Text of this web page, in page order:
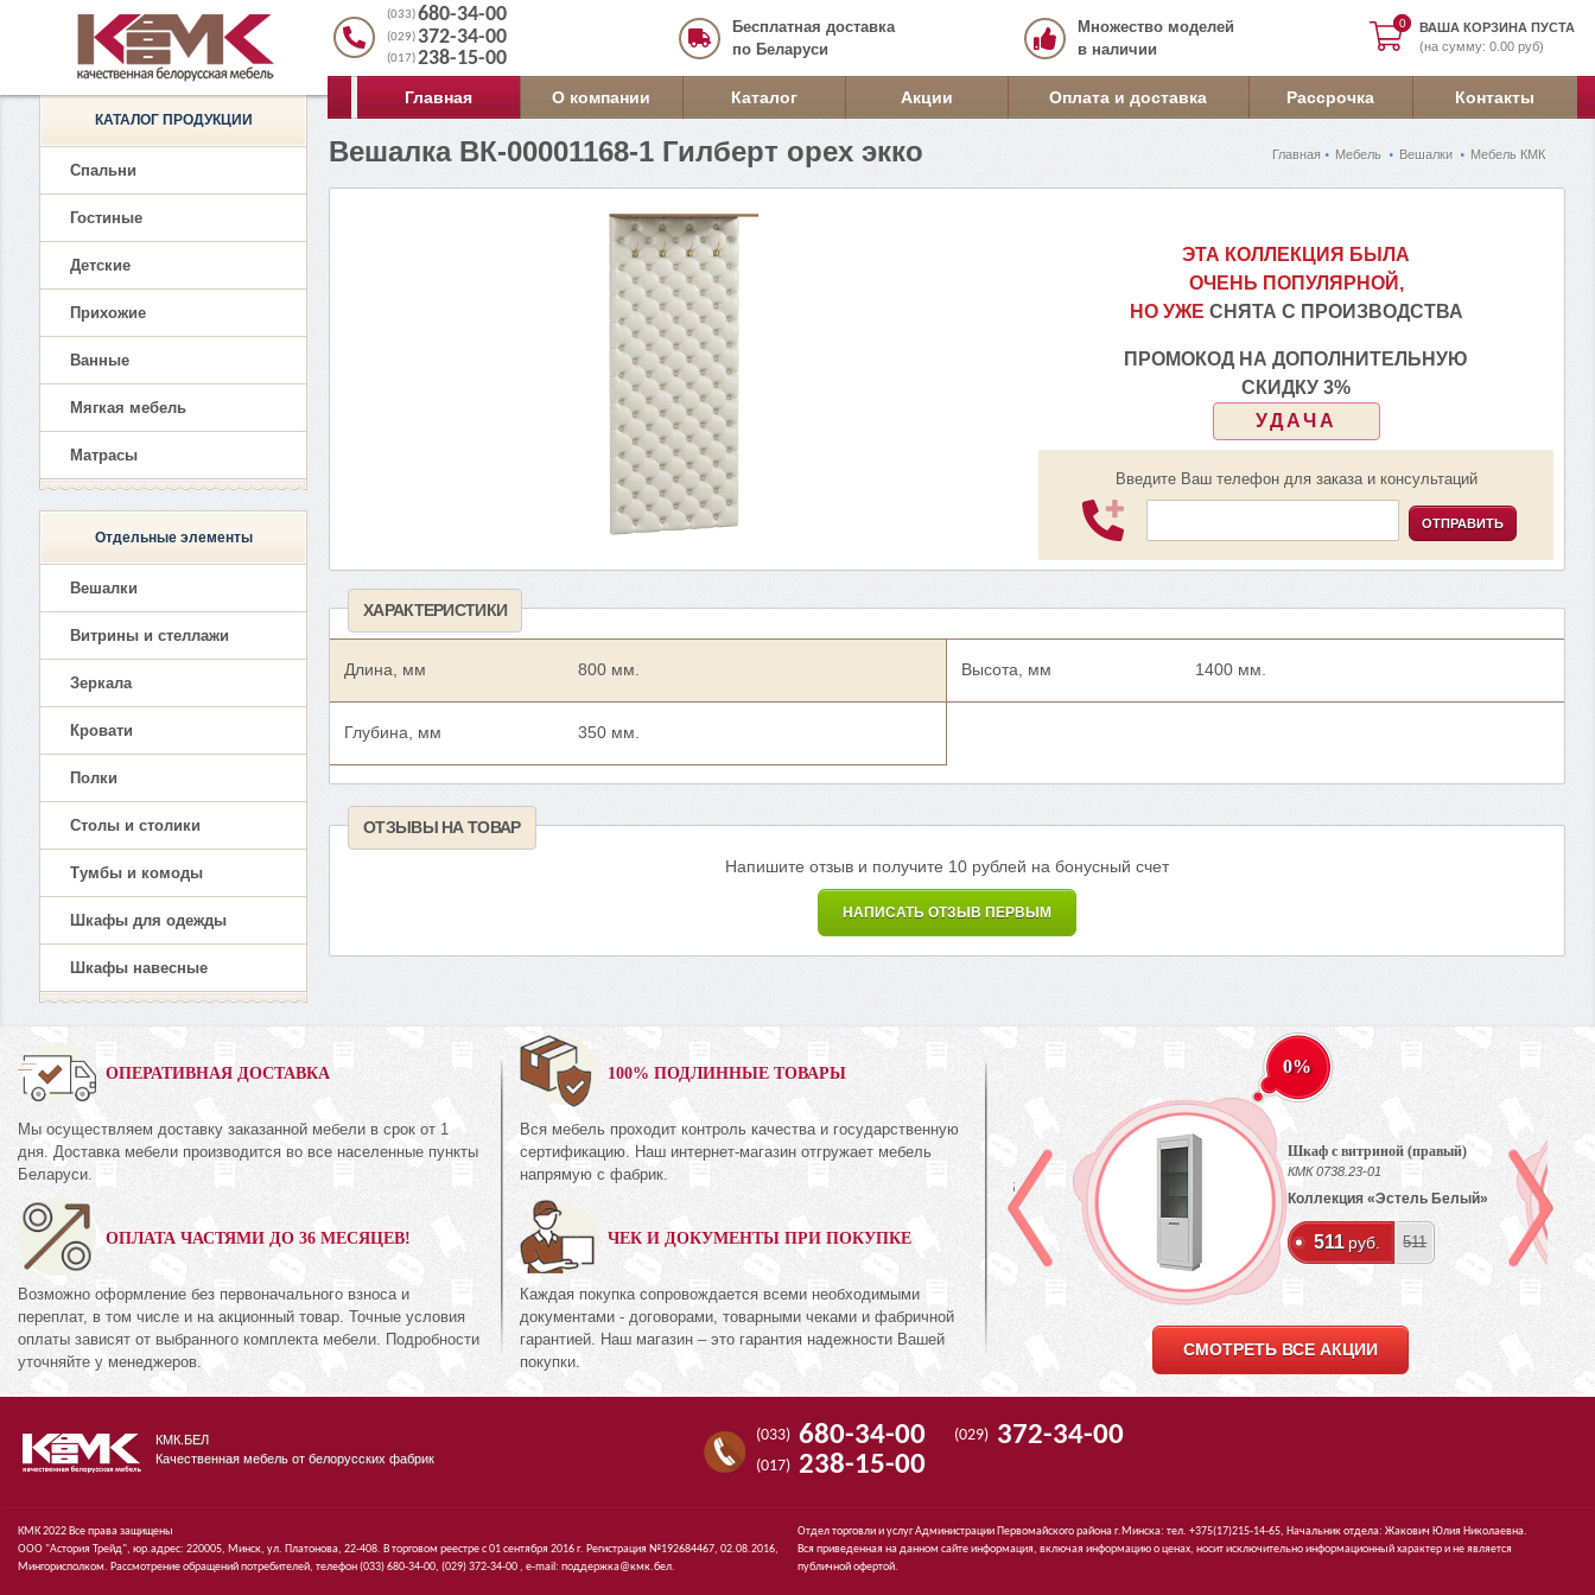
0
0
ВАША КОРЗИНА ПУСТА
(на сумму: 0.00 руб)
(033)680-34-00
(029) 372-34-00
(017)238-15-00
Бесплатная доставка
по Беларуси
Множество моделей
в наличии
Главная О компании Каталог Акции Оплата и доставка Рассрочка Контакты
Главная Мебель Вешалки Мебель КМК
Вешалка ВК-00001168-1 Гилберт орех экко
ЭТА КОЛЛЕКЦИЯ БЫЛА
ОЧЕНЬ ПОПУЛЯРНОЙ,
НО УЖЕ СНЯТА С ПРОИЗВОДСТВА
ПРОМОКОД НА ДОПОЛНИТЕЛЬНУЮ
СКИДКУ 3%
УДАЧА
Введите Ваш телефон для заказа и консультаций
ОТПРАВИТЬ
ХАРАКТЕРИСТИКИ
Длина, мм 800 мм.
Глубина, мм 350 мм.
Высота, мм 1400 мм.
ОТЗЫВЫ НА ТОВАР
Напишите отзыв и получите 10 рублей на бонусный счет
НАПИСАТЬ ОТЗЫВ ПЕРВЫМ
КАТАЛОГ ПРОДУКЦИИ
Спальни
Гостиные
Детские
Прихожие
Ванные
Мягкая мебель
Матрасы
Отдельные элементы
Вешалки
Витрины и стеллажи
Зеркала
Кровати
Полки
Столы и столики
Тумбы и комоды
Шкафы для одежды
Шкафы навесные
ОПЕРАТИВНАЯ ДОСТАВКА
Мы осуществляем доставку заказанной мебели в срок от 1
дня. Доставка мебели производится во все населенные пункты
Беларуси.
ОПЛАТА ЧАСТЯМИ ДО 36 МЕСЯЦЕВ!
Возможно оформление без первоначального взноса и
переплат, в том числе и на акционный товар. Точные условия
оплаты зависят от выбранного комплекта мебели. Подробности
уточняйте у менеджеров.
100% ПОДЛИННЫЕ ТОВАРЫ
Вся мебель проходит контроль качества и государственную
сертификацию. Наш интернет-магазин отгружает мебель
напрямую с фабрик.
ЧЕК И ДОКУМЕНТЫ ПРИ ПОКУПКЕ
Каждая покупка сопровождается всеми необходимыми
документами - договорами, товарными чеками и фабричной
гарантией. Наш магазин – это гарантия надежности Вашей
покупки.
руб. 371
Комод
Коллекция «Эстель Белый»
672
0%
Комод 3Я
КМК 0738.10-02
Коллекция «Эстель Дуб
0%
Шкаф с витриной (правый)
КМК 0738.23-01
Коллекция «Эстель Белый»
511 руб. 511
СМОТРЕТЬ ВСЕ АКЦИИ
КМК.БЕЛ
Качественная мебель от белорусских фабрик
(033) 680-34-00 (029) 372-34-00
(017) 238-15-00
КМК 2022 Все права защищены
ООО "Астория Трейд", юр.адрес: 220005, Минск, ул. Платонова, 22-408. В торговом реестре с 01 сентября 2016 г. Регистрация №192684467, 02.08.2016,
Мингорисполком. Рассмотрение обращений потребителей, телефон(033)680-34-00, (029)372-34-00 , e-mail: поддержка@кмк.бел.
Отдел торговли и услуг Администрации Первомайского района г.Минска: тел. +375(17)215-14-65, Начальник отдела: Жакович Юлия Николаевна.
Вся приведенная на данном сайте информация, включая информацию о ценах, носит исключительно информационный характер и не является
публичной офертой.